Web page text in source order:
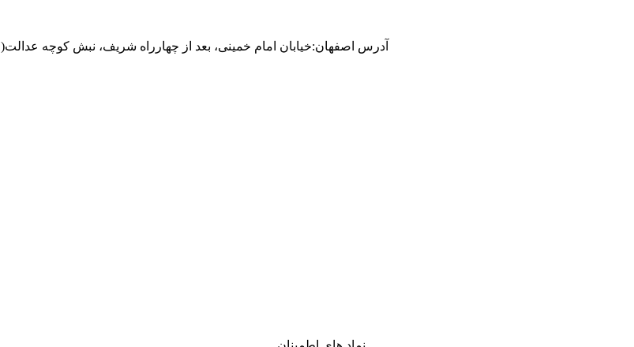
آدرس اصفهان:خیابان امام خمینی، بعد از چهارراه شریف، نبش کوچه عدالت(81)، مجتمع تخصصی مرکزآهن